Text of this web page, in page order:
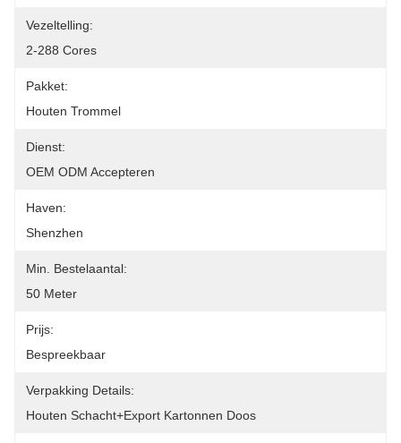
Vezeltelling:
2-288 Cores
Pakket:
Houten Trommel
Dienst:
OEM ODM Accepteren
Haven:
Shenzhen
Min. Bestelaantal:
50 Meter
Prijs:
Bespreekbaar
Verpakking Details:
Houten Schacht+Export Kartonnen Doos